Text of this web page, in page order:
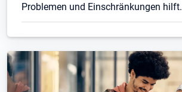
Problemen und Einschränkungen hilft.